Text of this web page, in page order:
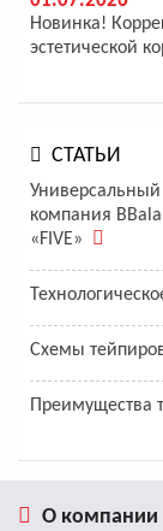
Новинка!
эстетической
СТАТЬИ
Универсальный
компания
«FIVE»
Схемы
О компании